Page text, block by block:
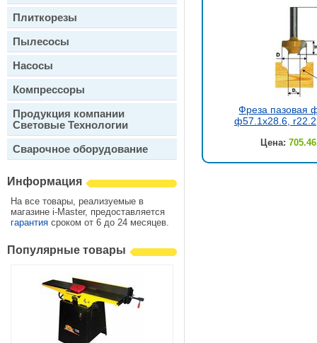
Плиткорезы
Пылесосы
Насосы
Компрессоры
Продукция компании
Световые Технологии
Сварочное оборудование
Информация
На все товары, реализуемые в
магазине i-Master, предоставляется
гарантия сроком от 6 до 24 месяцев.
Популярные товары
Фреза пазовая
ф57.1х28.6,
Цена: